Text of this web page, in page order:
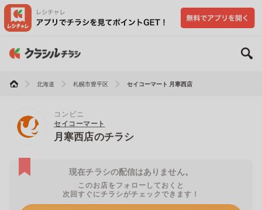
北海道 札幌市豊平区 セイコーマート 月寒西店
コンビニ
セイコーマート
月寒西店のチラシ
現在チラシの配信はありません。
このお店をフォローしておくと
次回すぐにチラシがチェックできます！